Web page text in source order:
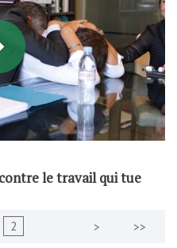
le travail qui tue
2